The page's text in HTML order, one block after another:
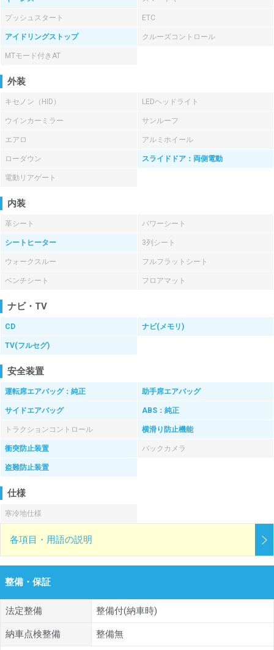
プッシュスタート ETC
アイドリングストップ クルーズコントロール
MTモード付きAT
外装
キセノン（HID） LEDヘッドライト
ウインカーミラー サンルーフ
エアロ アルミホイール
ローダウン スライドドア：両側電動
電動リアゲート
内装
革シート パワーシート
シートヒーター 3列シート
ウォークスルー フルフラットシート
ベンチシート フロアマット
ナビ・TV
CD ナビ(メモリ)
TV(フルセグ)
安全装置
運転席エアバッグ：純正 助手席エアバッグ
サイドエアバッグ ABS：純正
トラクションコントロール 横滑り防止機能
衝突防止装置 バックカメラ
盗難防止装置
仕様
寒冷地仕様
各項目・用語の説明
整備・保証
法定整備 整備付(納車時)
納車点検整備 整備無